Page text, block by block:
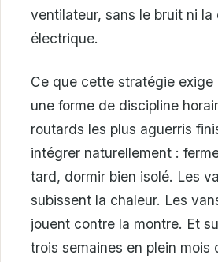
ventilateur, sans le bruit ni la
électrique.
Ce que cette stratégie exige
une forme de discipline
routards les plus aguerris
intégrer naturellement :
tard, dormir bien isolé. Les
subissent la chaleur. Les
jouent contre la montre. Et
trois semaines en plein mois